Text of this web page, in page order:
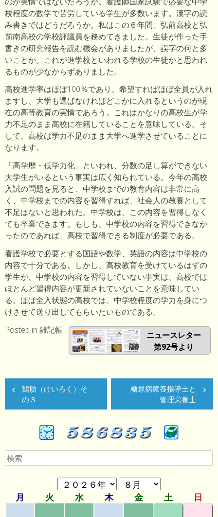
校程度の数学で苦労している学生が多数います。漢字の読
み書きではどうだろうか。私はこの６年間、弘前高校と弘
前南高校の学校評議員を務めてきました。生徒が作った手
書きの研究報告を読む機会がありましたが、誤字の何と多
いことか。これが進学校といわれる学校の生徒かと思われ
るものが少なからずありました。
高校進学率はほぼ100％であり、希望すればほぼ全員が入れ
ますし、大学も選ばなければどこかに入れるというのが現
在の高等教育の実情であろう。これはかなりの高校生が学
力不足のまま高校に在籍していることを意味している。そ
して、高校は学力不足のまま大学へ進学させていることに
なります。
「高学歴・低学力化」といわれ、分数の足し算ができない
大学生がいるという事実は広く知られている。今年の高校
入試の問題を見ると、中学校までの教育内容は非常に高
く、中学校までの内容を習得すれば、社会人の教養として
不足はないと思われた。中学校は、この内容を習得しなく
ても卒業できます。もしも、中学校の内容を習得できなか
ったのであれば、高校で習得できる制度が必要である。
看護学校で必要とする国語や数学、英語の内容は中学校の
内容で十分である。しかし、高校教育を受けているはずの
学生が、中学校の内容を習得していない事実は、高校では
ほとんど習得内容が更新されていないことを意味してい
る。ほぼ全入状態の高校では、中学校程度の学力を身につ
けさせて送り出してもらいたいものである。
ニュースレター
第92号より
Posted in 雑記帳
投
稿
ナ
ゲ
ー
ョ
鶏肋（けいろく）そ
の３
糖尿病療養指導士と
管理栄養士
検
索: